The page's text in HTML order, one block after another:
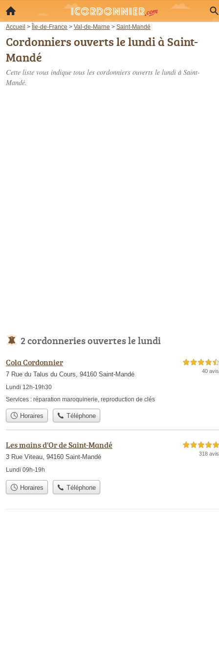
Accueil > Île-de-France > Val-de-Marne > Saint-Mandé
Cordonniers ouverts le lundi à Saint-
Mandé
Cette liste vous indique tous les cordonniers ouverts le lundi à Saint-
Mandé.
2 cordonneries ouvertes le lundi
Cola Cordonnier
7 Rue du Talus du Cours, 94160 Saint-Mandé
Lundi 12h-19h30
4,5 étoiles sur 5
40 avis
Services : réparation maroquinerie, reproduction de clés
Horaires Téléphone
Les mains d'Or de Saint-Mandé
3 Rue Viteau, 94160 Saint-Mandé
Lundi 09h-19h
5,0 étoiles sur 5
318 avis
Horaires Téléphone